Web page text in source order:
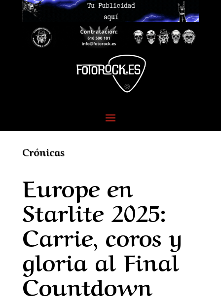
Crónicas
Europe en
Starlite 2025:
Carrie, coros y
gloria al Final
Countdown